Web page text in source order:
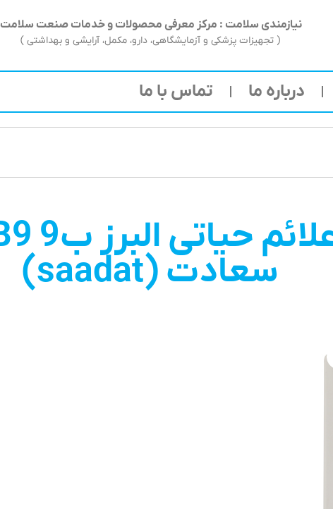
نیازمندی سلامت : مرکز معرفی محصولات و خدمات صنعت سلامت
( تجهیزات پزشکی و آزمایشگاهی، دارو، مکمل، آرایشی و بهداشتی )
درباره ما تماس با ما
سعادت (saadat)